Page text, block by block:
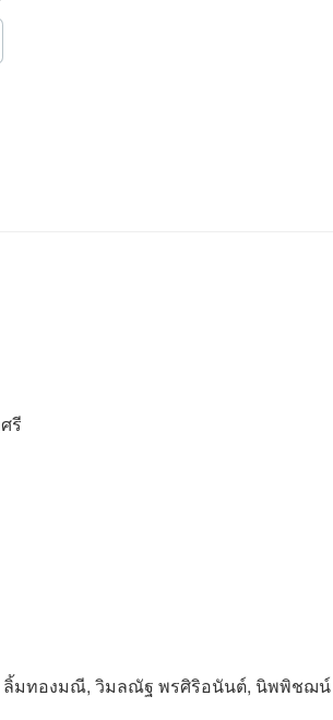
รี
ลิ้มทองมณี, วิมลณัฐ พรศิริอนันต์, นิพพิชฌ